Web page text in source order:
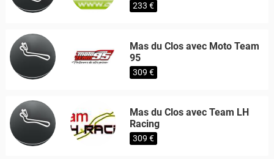
233 €
Mas du Clos avec Moto Team
95
309 €
Mas du Clos avec Team LH
Racing
309 €